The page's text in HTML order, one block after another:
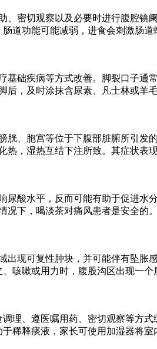
密切观察以及必要时进行腹腔
道功能可能减弱，进食会刺激肠
基础疾病等方式改善。脚裂口子
后，及时涂抹含尿素、凡士林或
胱、胞宫等位于下腹部脏腑所引
，湿热互结下注所致。其症状
尿酸水平，反而可能有助于促进
况下，喝淡茶对痛风患者是安全
出现可复性肿块，并可能伴有坠
咳嗽或用力时，腹股沟区出现一
理、遵医嘱用药、密切观察等方
稀释痰液，家长可使用加湿器将